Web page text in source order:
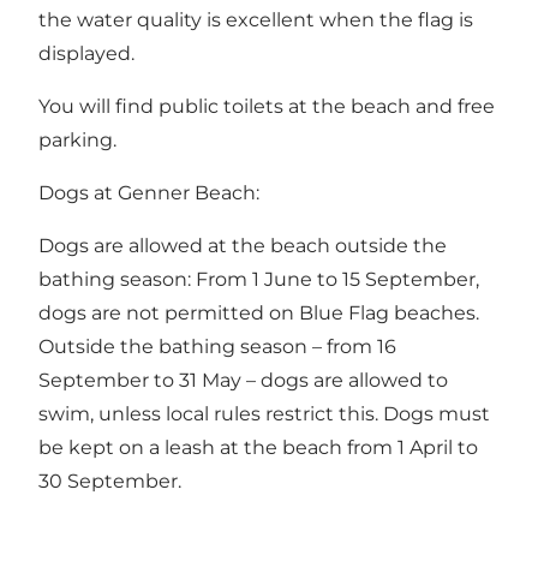
the water quality is excellent when the flag is
displayed.
You will find public toilets at the beach and free
parking.
Dogs at Genner Beach:
Dogs are allowed at the beach outside the
bathing season: From 1 June to 15 September,
dogs are not permitted on Blue Flag beaches.
Outside the bathing season – from 16
September to 31 May – dogs are allowed to
swim, unless local rules restrict this. Dogs must
be kept on a leash at the beach from 1 April to
30 September.